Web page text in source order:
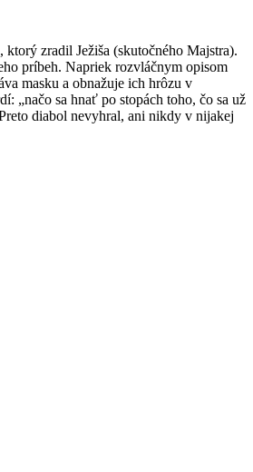
zradil Ježiša (skutočného Majstra).
príbeh. Napriek rozvláčnym opisom
masku a obnažuje ich hrôzu v
„načo sa hnať po stopách toho, čo sa už
diabol nevyhral, ani nikdy v nijakej